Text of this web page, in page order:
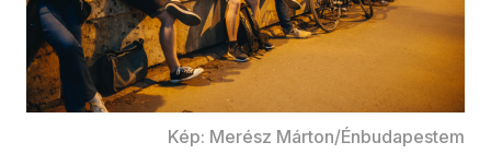
Kép: Merész Márton/Énbudapestem